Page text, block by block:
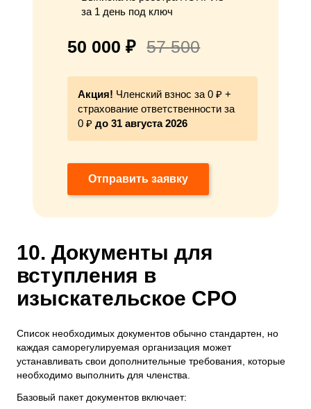
за 1 день под ключ
50 000 ₽ 57 500
Акция! Членский взнос за 0 ₽ +
страхование ответственности за
0 ₽до 31 августа 2026
Отправить заявку
10. Документы для
вступления в
изыскательское СРО
Список необходимых документов обычно стандартен, но
каждая саморегулируемая организация может
устанавливать свои дополнительные требования, которые
необходимо выполнить для членства.
Базовый пакет документов включает: